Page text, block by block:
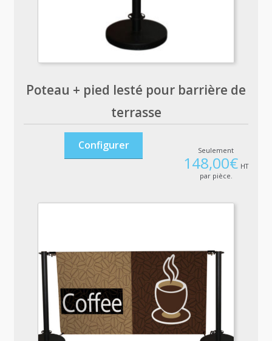
Poteau + pied lesté pour barrière de
terrasse
Seulement
148,00€ HT
par pièce.
Configurer